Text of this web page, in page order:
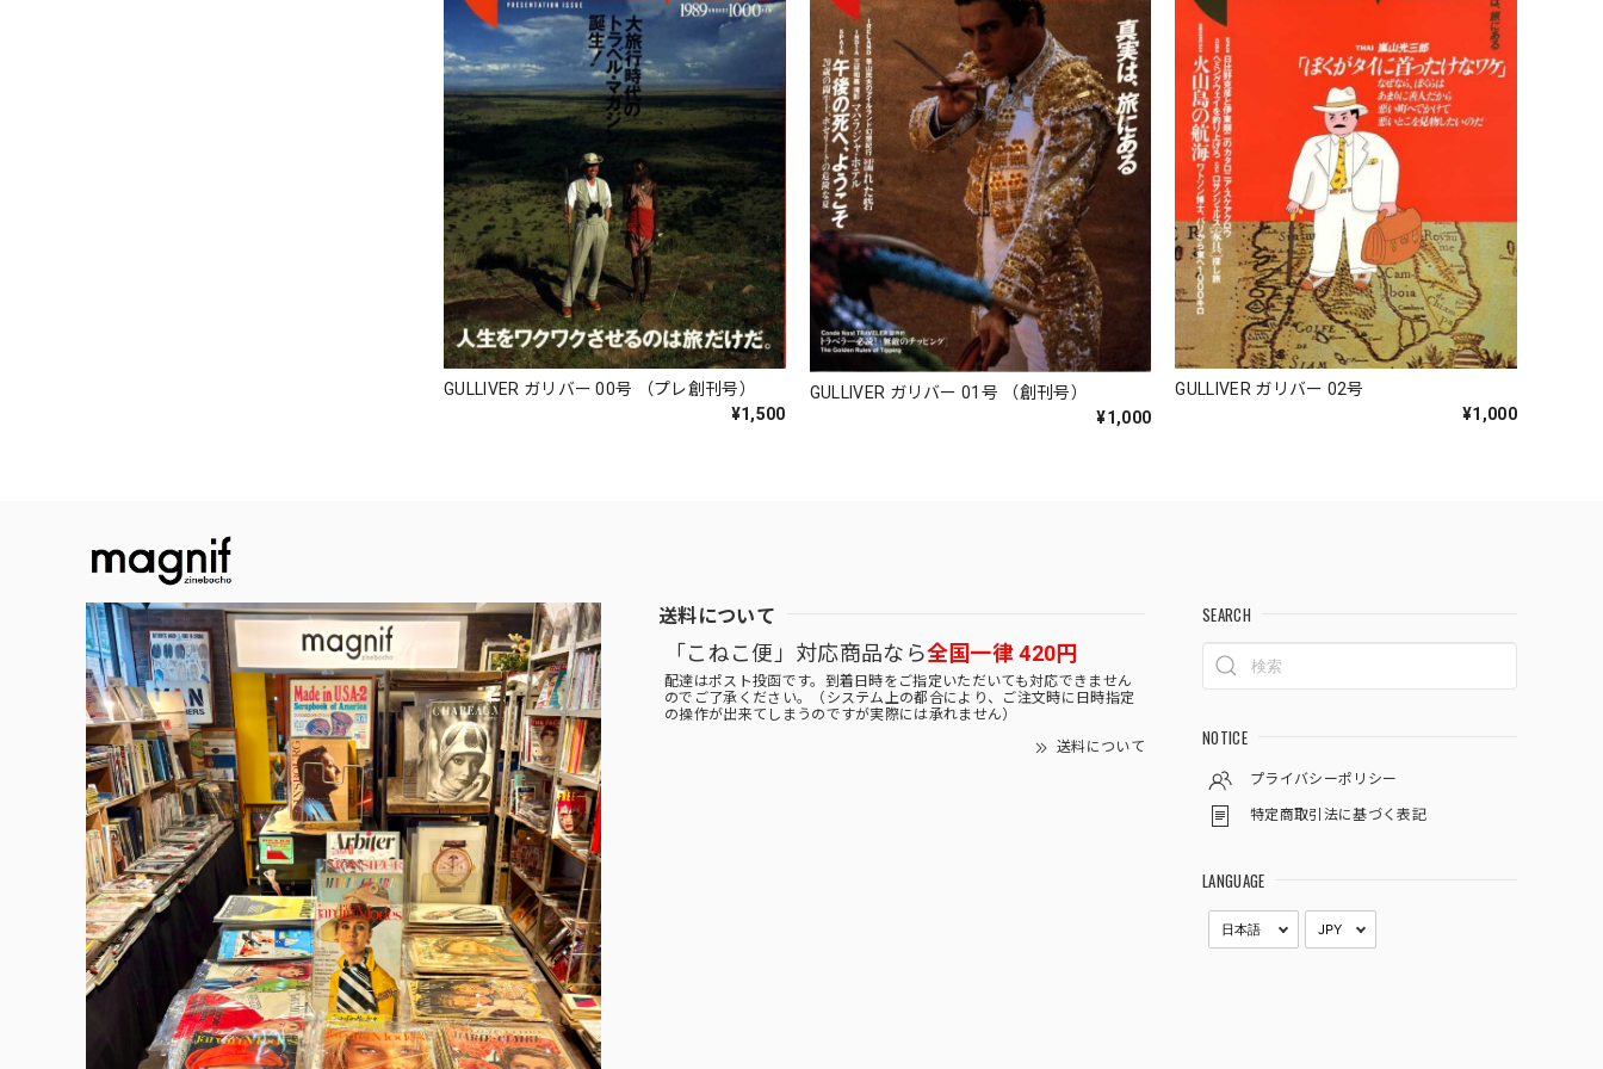
GULLIVER ガリバー 00号 （プレ創刊号）
¥1,500
GULLIVER ガリバー 01号 （創刊号）
¥1,000
GULLIVER ガリバー 02号
¥1,000
送料について
「こねこ便」対応商品なら全国一律 420円
配達はポスト投函です。到着日時をご指定いただいても対応できません
のでご了承ください。（システム上の都合により、ご注文時に日時指定
の操作が出来てしまうのですが実際には承れません）
送料について
SEARCH
NOTICE
プライバシーポリシー
特定商取引法に基づく表記
LANGUAGE